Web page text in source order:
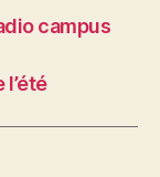
campus